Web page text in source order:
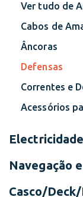
Ver tudo de
Cabos de
Âncoras
Defensas
Correntes e
Acessórios
Electricidade
Navegação
Casco/